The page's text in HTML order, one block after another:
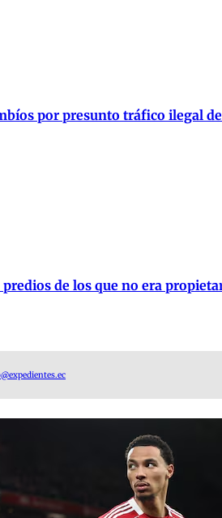
por presunto tráfico ilegal
de los que no era